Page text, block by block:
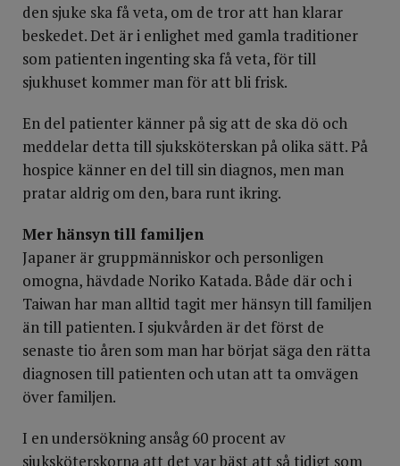
den sjuke ska få veta, om de tror att han klarar
beskedet. Det är i enlighet med gamla traditioner
som patienten ingenting ska få veta, för till
sjukhuset kommer man för att bli frisk.
En del patienter känner på sig att de ska dö och
meddelar detta till sjuksköterskan på olika sätt. På
hospice känner en del till sin diagnos, men man
pratar aldrig om den, bara runt ikring.
Mer hänsyn till familjen
Japaner är gruppmänniskor och personligen
omogna, hävdade Noriko Katada. Både där och i
Taiwan har man alltid tagit mer hänsyn till familjen
än till patienten. I sjukvården är det först de
senaste tio åren som man har börjat säga den rätta
diagnosen till patienten och utan att ta omvägen
över familjen.
I en undersökning ansåg 60 procent av
sjuksköterskorna att det var bäst att så tidigt som